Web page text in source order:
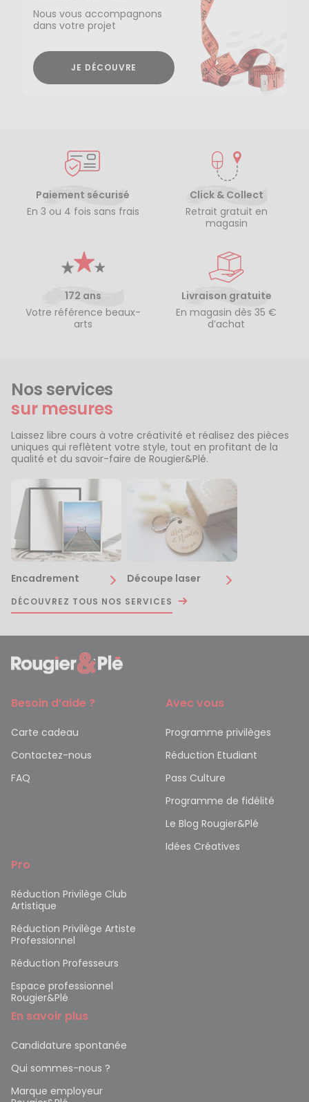
Nous vous accompagnons
dans votre projet
JE DÉCOUVRE
Paiement sécurisé
En 3 ou 4 fois sans frais
Click & Collect
Retrait gratuit en
magasin
172 ans
Votre référence beaux-
arts
Livraison gratuite
En magasin dès 35 €
d’achat
Nos services
sur mesures
Laissez libre cours à votre créativité et réalisez des pièces
uniques qui reflètent votre style, tout en profitant de la
qualité et du savoir-faire de Rougier&Plé.
Encadrement Découpe laser
DÉCOUVREZ TOUS NOS SERVICES
Besoin d’aide ?
Carte cadeau
Contactez-nous
FAQ
Avec vous
Programme privilèges
Réduction Etudiant
Pass Culture
Programme de fidélité
Le Blog Rougier&Plé
Idées Créatives
Pro
Réduction Privilège Club
Artistique
Réduction Privilège Artiste
Professionnel
Réduction Professeurs
Espace professionnel
Rougier&Plé
En savoir plus
Candidature spontanée
Qui sommes-nous ?
Marque employeur